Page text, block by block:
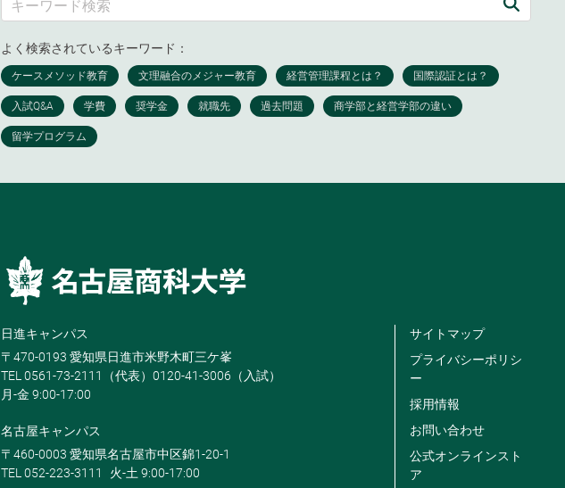
よく検索されているキーワード：
日進キャンパス
〒470-0193 愛知県日進市米野木町三ケ峯
TEL 0561-73-2111（代表）0120-41-3006（入試）
月-金 9:00-17:00
名古屋キャンパス
〒460-0003 愛知県名古屋市中区錦1-20-1
TEL 052-223-3111
火-土 9:00-17:00
サイトマップ
プライバシーポリシ
ー
採用情報
お問い合わせ
公式オンラインスト
ア